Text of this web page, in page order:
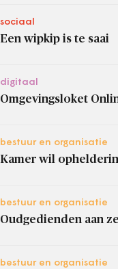
sociaal
Een wipkip is te saai
digitaal
Omgevingsloket
bestuur en organisatie
Kamer wil
bestuur en organisatie
Oudgedienden aan
bestuur en organisatie